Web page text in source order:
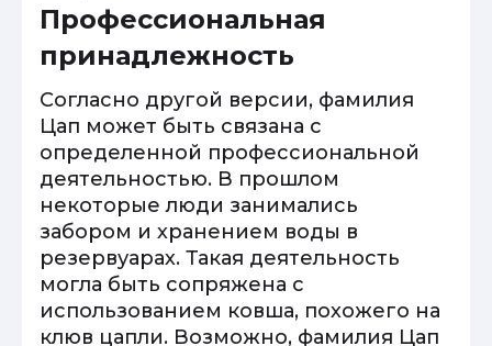
Профессиональная
принадлежность
Согласно другой версии, фамилия
Цап может быть связана с
определенной профессиональной
деятельностью. В прошлом
некоторые люди занимались
забором и хранением воды в
резервуарах. Такая деятельность
могла быть сопряжена с
использованием ковша, похожего на
клюв цапли. Возможно, фамилия Цап